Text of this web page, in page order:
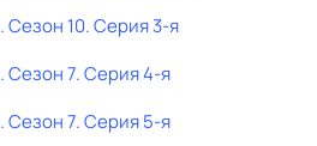
. Сезон 10. Серия 3-я
. Сезон 7. Серия 4-я
. Сезон 7. Серия 5-я